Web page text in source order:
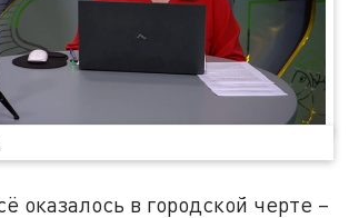
оказалось в городской черте –